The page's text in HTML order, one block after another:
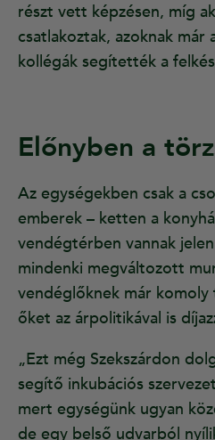
részt vett képzésen, míg
csatlakoztak, azoknak már
kollégák segítették a
Előnyben a
Az egységekben csak a
emberek – ketten a
vendégtérben vannak
mindenki megváltozott
vendéglőknek már komoly
őket az árpolitikával is
„Ezt még Szekszárdon
segítő inkubációs
mert egységünk ugyan
de egy belső udvarból